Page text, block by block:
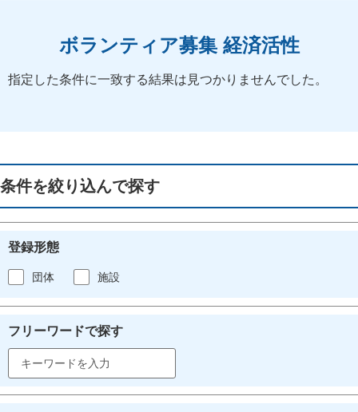
ボランティア募集 経済活性
指定した条件に一致する結果は見つかりませんでした。
条件を絞り込んで探す
登録形態
団体 施設
フリーワードで探す